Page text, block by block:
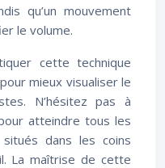
qu’un mouvement
le volume.
cette technique
mieux visualiser le
N’hésitez pas à
atteindre tous les
dans les coins
La maîtrise de cette